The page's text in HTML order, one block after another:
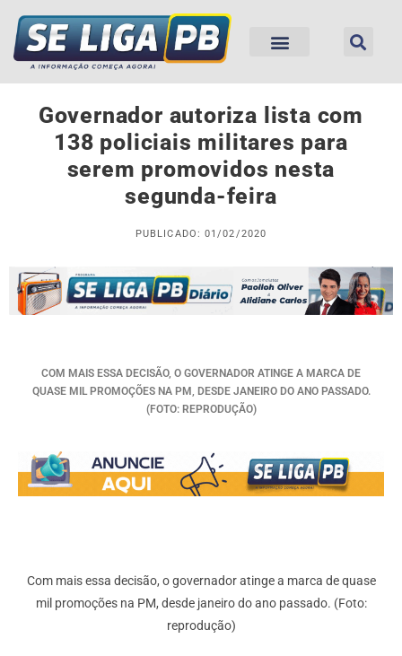
Governador autoriza lista com
138 policiais militares para
serem promovidos nesta
segunda-feira
PUBLICADO: 01/02/2020
COM MAIS ESSA DECISÃO, O GOVERNADOR ATINGE A MARCA DE
QUASE MIL PROMOÇÕES NA PM, DESDE JANEIRO DO ANO PASSADO.
(FOTO: REPRODUÇÃO)
Com mais essa decisão, o governador atinge a marca de quase
mil promoções na PM, desde janeiro do ano passado. (Foto:
reprodução)